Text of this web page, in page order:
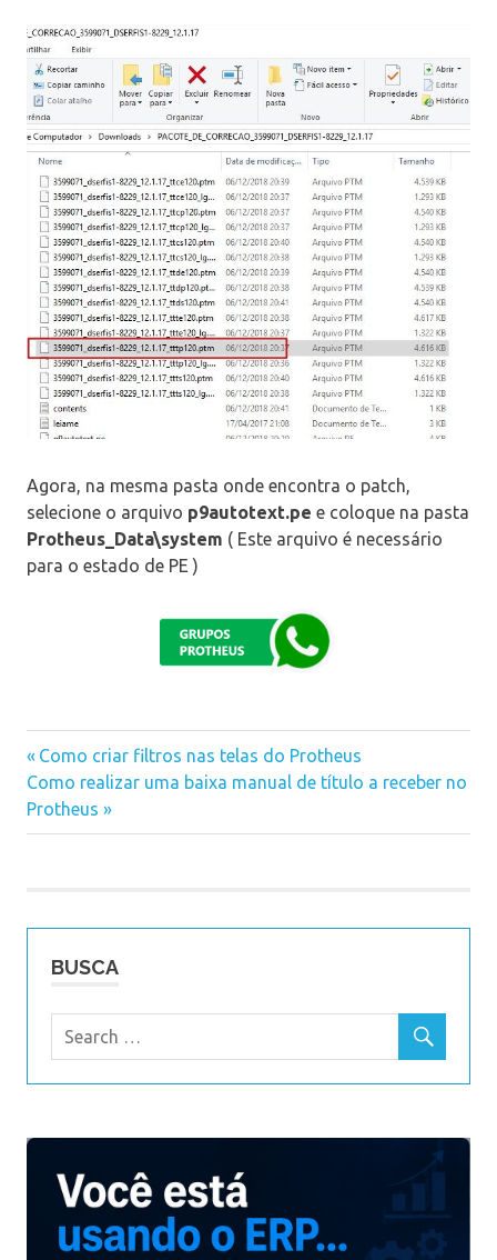
Agora, na mesma pasta onde encontra o patch,
selecione o arquivo p9autotext.pe e coloque na pasta
Protheus_Data\system ( Este arquivo é necessário
para o estado de PE )
livros
fiscais
Navegação
de
Previous
Post:
Como criar filtros nas telas do Protheus
Next
Post:
Como realizar uma baixa manual de título a receber no
Protheus
BUSCA